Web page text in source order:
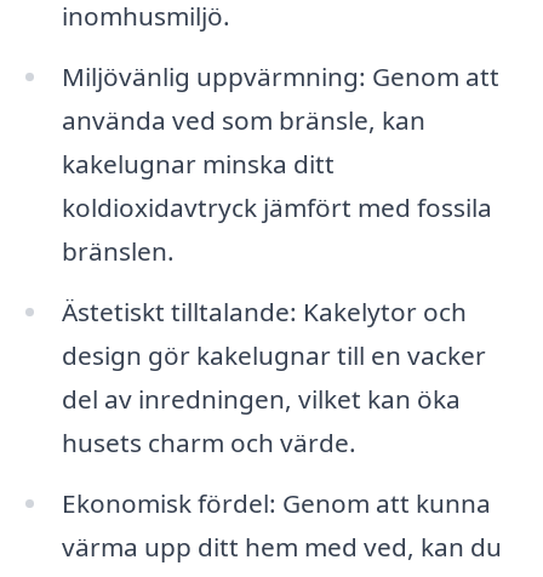
inomhusmiljö.
Miljövänlig uppvärmning: Genom att
använda ved som bränsle, kan
kakelugnar minska ditt
koldioxidavtryck jämfört med fossila
bränslen.
Ästetiskt tilltalande: Kakelytor och
design gör kakelugnar till en vacker
del av inredningen, vilket kan öka
husets charm och värde.
Ekonomisk fördel: Genom att kunna
värma upp ditt hem med ved, kan du